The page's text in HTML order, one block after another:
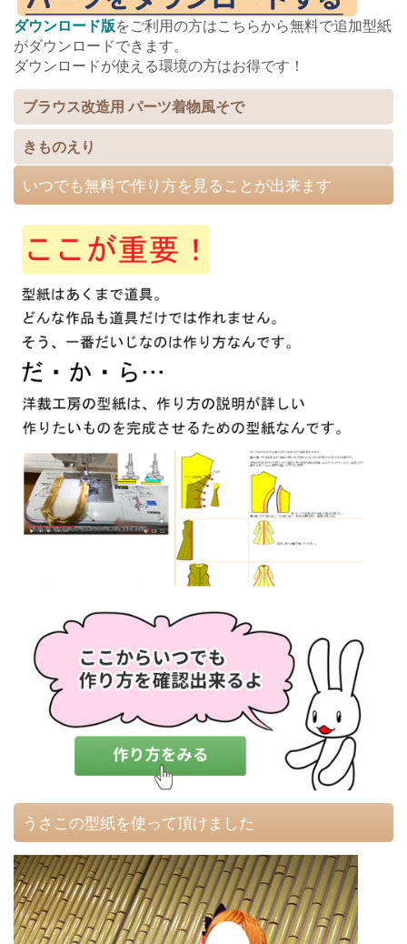
ダウンロード版をご利用の方はこちらから無料で追加型紙
がダウンロードできます。
ダウンロードが使える環境の方はお得です！
ブラウス改造用 パーツ着物風そで
きものえり
いつでも無料で作り方を見ることが出来ます
うさこの型紙を使って頂けました